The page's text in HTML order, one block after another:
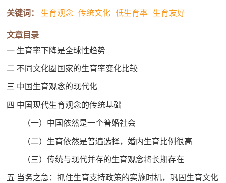
关键词： 生育观念 传统文化 低生育率 生育友好
文章目录
一 生育率下降是全球性趋势
二 不同文化圈国家的生育率变化比较
三 中国生育观念的现代化
四 中国现代生育观念的传统基础
（一）中国依然是一个普婚社会
（二）生育依然是普遍选择，婚内生育比例很高
（三）传统与现代并存的生育观念将长期存在
五 当务之急：抓住生育支持政策的实施时机，巩固生育文化